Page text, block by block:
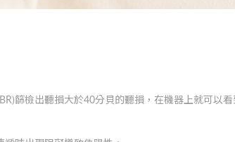
檢出聽損大於40分貝的聽損，在機器上就可以看